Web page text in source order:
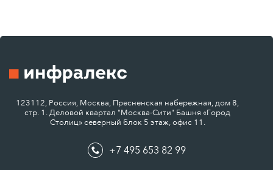
123112, Россия, Москва, Пресненская набережная, дом 8,
стр. 1. Деловой квартал "Москва-Сити" Башня «Город
Столиц» северный блок 5 этаж, офис 11.
+7 495 653 82 99